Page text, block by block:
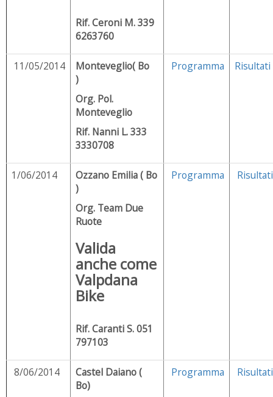
Rif. Ceroni M. 339
6263760
11/05/2014
Monteveglio( Bo
)
Org. Pol.
Monteveglio
Rif. Nanni L. 333
3330708
Programma Risultati
1/06/2014
Ozzano Emilia ( Bo
)
Org. Team Due
Ruote
Valida
anche come
Valpdana
Bike
Rif. Caranti S. 051
797103
Programma Risultati
8/06/2014
Castel Daiano (
Bo)
Programma Risultati